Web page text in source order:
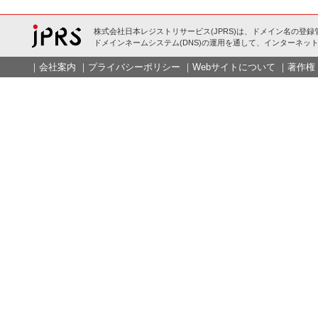
株式会社日本レジストリサービス(JPRS)は、ドメイン名の登録
ドメインネームシステム(DNS)の運用を通して、インターネッ
｜ 会社案内 ｜ プライバシーポリシー ｜ Webサイトについて ｜ 著作権